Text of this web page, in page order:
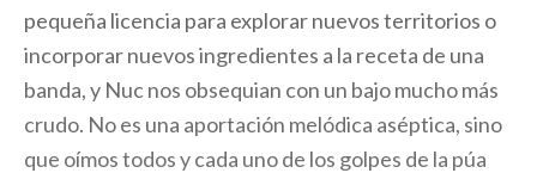
pequeña licencia para explorar nuevos territorios o
incorporar nuevos ingredientes a la receta de una
banda, y Nuc nos obsequian con un bajo mucho más
crudo. No es una aportación melódica aséptica, sino
que oímos todos y cada uno de los golpes de la púa